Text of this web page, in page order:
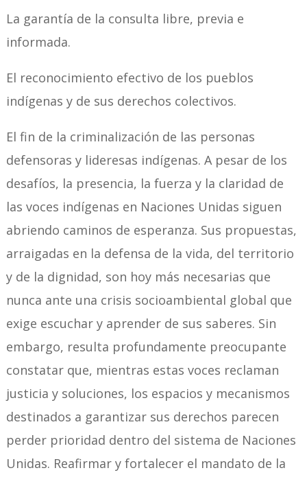
La garantía de la consulta libre, previa e
informada.
El reconocimiento efectivo de los pueblos
indígenas y de sus derechos colectivos.
El fin de la criminalización de las personas
defensoras y lideresas indígenas. A pesar de los
desafíos, la presencia, la fuerza y la claridad de
las voces indígenas en Naciones Unidas siguen
abriendo caminos de esperanza. Sus propuestas,
arraigadas en la defensa de la vida, del territorio
y de la dignidad, son hoy más necesarias que
nunca ante una crisis socioambiental global que
exige escuchar y aprender de sus saberes. Sin
embargo, resulta profundamente preocupante
constatar que, mientras estas voces reclaman
justicia y soluciones, los espacios y mecanismos
destinados a garantizar sus derechos parecen
perder prioridad dentro del sistema de Naciones
Unidas. Reafirmar y fortalecer el mandato de la